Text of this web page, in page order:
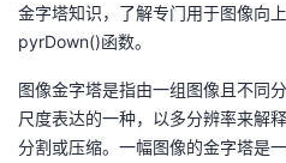
金字塔知识，了解专门用于图像向
pyrDown()函数。
图像金字塔是指由一组图像且不同
尺度表达的一种，以多分辨率来解
分割或压缩。一幅图像的金字塔是